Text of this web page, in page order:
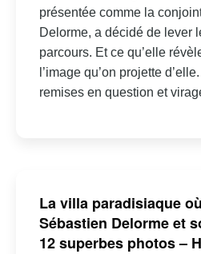
présentée comme la
Delorme, a décidé de lever
parcours. Et ce qu’elle
l’image qu’on projette
remises en question et
La villa paradisiaque
Sébastien Delorme et
12 superbes photos –